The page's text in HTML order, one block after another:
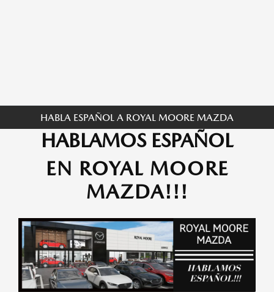
HABLA ESPAÑOL A ROYAL MOORE MAZDA
HABLAMOS ESPAÑOL
EN ROYAL MOORE
MAZDA!!!